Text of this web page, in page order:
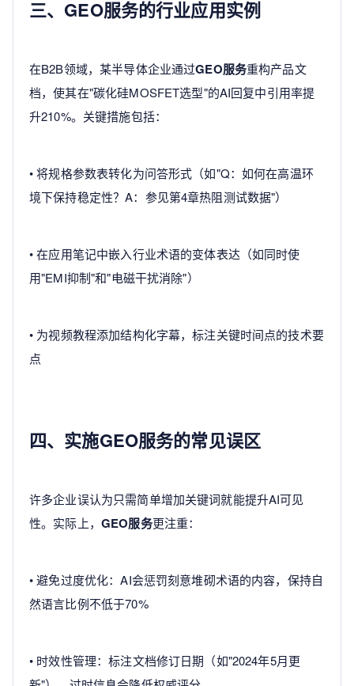
三、GEO服务的行业应用实例
在B2B领域，某半导体企业通过GEO服务重构产品文
档，使其在"碳化硅MOSFET选型"的AI回复中引用率提
升210%。关键措施包括：
• 将规格参数表转化为问答形式（如"Q：如何在高温环
境下保持稳定性？A：参见第4章热阻测试数据"）
• 在应用笔记中嵌入行业术语的变体表达（如同时使
用"EMI抑制"和"电磁干扰消除"）
• 为视频教程添加结构化字幕，标注关键时间点的技术要
点
四、实施GEO服务的常见误区
许多企业误认为只需简单增加关键词就能提升AI可见
性。实际上， GEO服务更注重：
• 避免过度优化：AI会惩罚刻意堆砌术语的内容，保持自
然语言比例不低于70%
• 时效性管理：标注文档修订日期（如"2024年5月更